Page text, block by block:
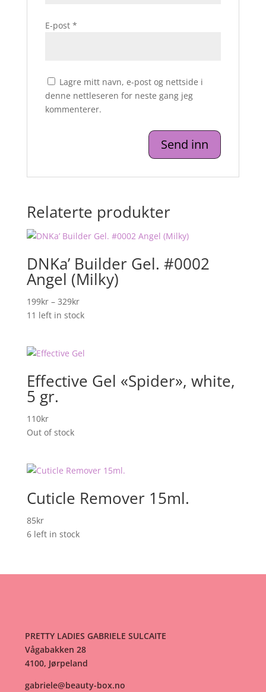
E-post *
Lagre mitt navn, e-post og nettside i
denne nettleseren for neste gang jeg
kommenterer.
Relaterte produkter
DNKa’ Builder Gel. #0002
Angel (Milky)
199kr – 329krPrisområde:
199kr
11 left in stock
Effective Gel «Spider», white,
5 gr.
110kr
Out of stock
Cuticle Remover 15ml.
85kr
6 left in stock
PRETTY LADIES GABRIELE SULCAITE
Vågabakken 28
4100, Jørpeland
gabriele@beauty-box.no